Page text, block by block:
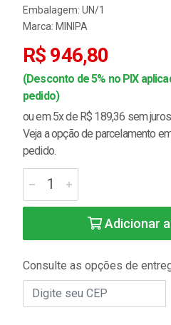
Embalagem: UN/1
Marca: MINIPA
R$ 946,80
(Desconto de 5% no PIX
pedido)
ou em 5x de R$ 189,36 sem juros
Veja a opção de parcelamento
pedido.
Adicionar
Consulte as opções de